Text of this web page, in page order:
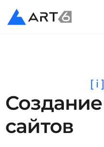
Создание
сайтов
[ i ]